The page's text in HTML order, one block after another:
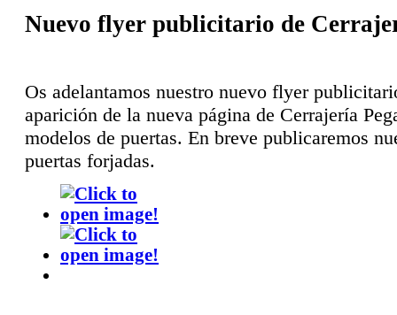
Nuevo flyer publicitario de
Os adelantamos nuestro nuevo flyer
aparición de la nueva página de Cerrajería
modelos de puertas. En breve publicaremos
puertas forjadas.